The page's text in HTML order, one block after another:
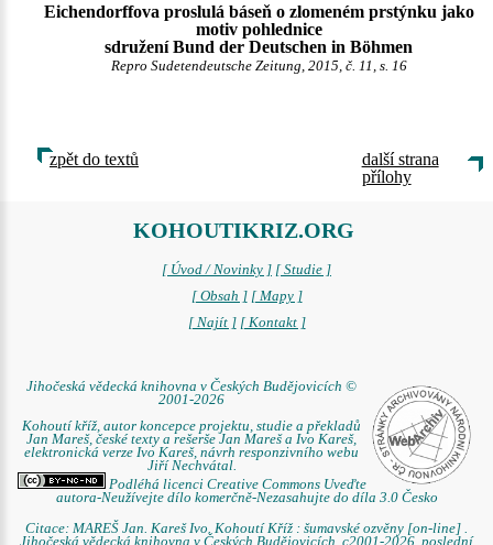
Eichendorffova proslulá báseň o zlomeném prstýnku jako
motiv pohlednice
sdružení Bund der Deutschen in Böhmen
Repro Sudetendeutsche Zeitung, 2015, č. 11, s. 16
zpět do textů
další strana
přílohy
KOHOUTIKRIZ.ORG
[ Úvod / Novinky ] [ Studie ]
[ Obsah ] [ Mapy ]
[ Najít ] [ Kontakt ]
Jihočeská vědecká knihovna v Českých Budějovicích ©
2001-2026
Kohoutí kříž, autor koncepce projektu, studie a překladů
Jan Mareš, české texty a rešerše Jan Mareš a Ivo Kareš,
elektronická verze Ivo Kareš, návrh responzivního webu
Jiří Nechvátal.
Podléhá licenci Creative Commons Uveďte
autora-Neužívejte dílo komerčně-Nezasahujte do díla 3.0 Česko
Citace: MAREŠ Jan. Kareš Ivo. Kohoutí Kříž : šumavské ozvěny [on-line] .
Jihočeská vědecká knihovna v Českých Budějovicích, c2001-2026, poslední